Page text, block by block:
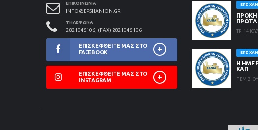
ΕΠΙΚΟΙΝΩΝΊΑ
INFO@EPSHANION.GR
ΤΗΛΈΦΩΝΑ
2821045106, (FAX) 2821045106
ΕΠΙΣΚΕΦΘΕΊΤΕ ΜΑΣ ΣΤΟ
FACEBOOK
ΕΠΙΣΚΕΦΘΕΊΤΕ ΜΑΣ ΣΤΟ
INSTAGRAM
ΕΠΣ
ΤΡΙ 14
ΕΠΣ
Η
ΚΑΠ
ΠΕΜ 2